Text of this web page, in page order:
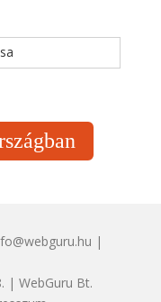
|
| WebGuru Bt.